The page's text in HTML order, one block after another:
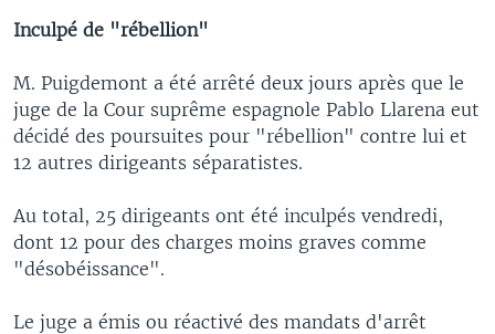
Inculpé de "rébellion"
M. Puigdemont a été arrêté deux jours après que le
juge de la Cour suprême espagnole Pablo Llarena eut
décidé des poursuites pour "rébellion" contre lui et
12 autres dirigeants séparatistes.
Au total, 25 dirigeants ont été inculpés vendredi,
dont 12 pour des charges moins graves comme
"désobéissance".
Le juge a émis ou réactivé des mandats d'arrêt